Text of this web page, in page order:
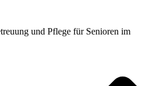
und Pflege für Senioren im